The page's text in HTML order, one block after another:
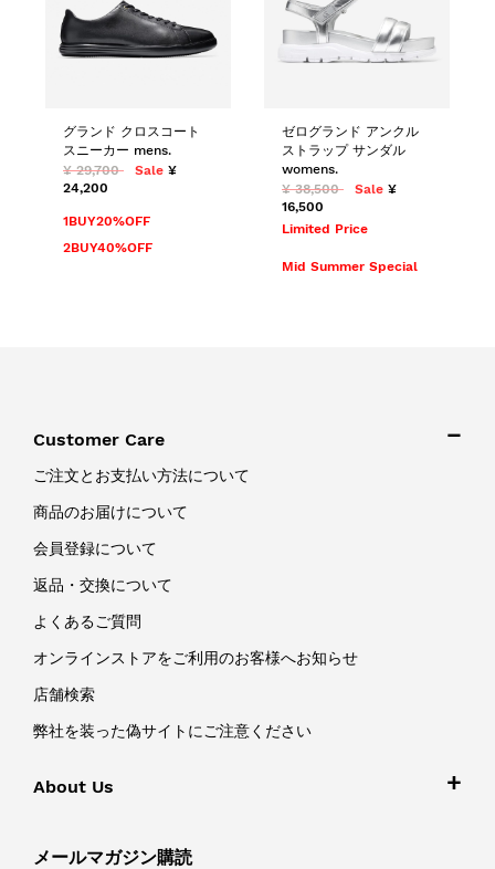
グランド クロスコート
スニーカー mens.
¥ 29,700
Sale ¥
24,200
1BUY20%OFF
2BUY40%OFF
ゼログランド アンクル
ストラップ サンダル
womens.
¥ 38,500
Sale ¥
16,500
Limited Price
Mid Summer Special
Customer Care
ご注文とお支払い方法について
商品のお届けについて
会員登録について
返品・交換について
よくあるご質問
オンラインストアをご利用のお客様へお知らせ
店舗検索
弊社を装った偽サイトにご注意ください
About Us
メールマガジン購読